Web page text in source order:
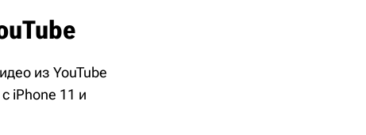
из YouTube
iPhone 11 и